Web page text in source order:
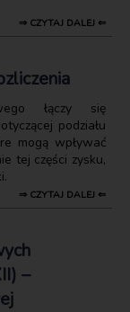
⇒ CZYTAJ DALEJ ⇐
łączy się
podziału
mogą wpływać
tej części zysku,
⇒ CZYTAJ DALEJ ⇐
–